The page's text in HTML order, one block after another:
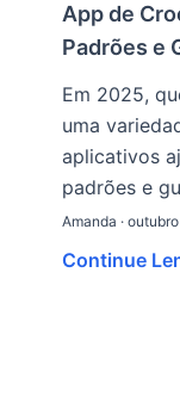
App de
Padrões e
Em 2025,
uma
aplicativos
padrões e
Amanda ·
Continue